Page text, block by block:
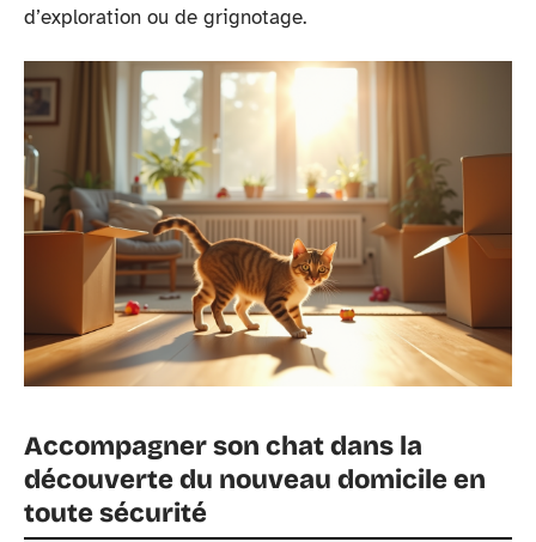
d’exploration ou de grignotage.
Accompagner son chat dans la
découverte du nouveau domicile en
toute sécurité